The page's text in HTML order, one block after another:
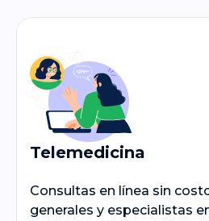
Telemedicina
Consultas en línea sin
generales y especialistas